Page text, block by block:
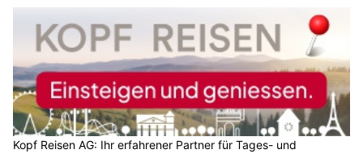
Kopf Reisen AG: Ihr erfahrener Partner für Tages- und